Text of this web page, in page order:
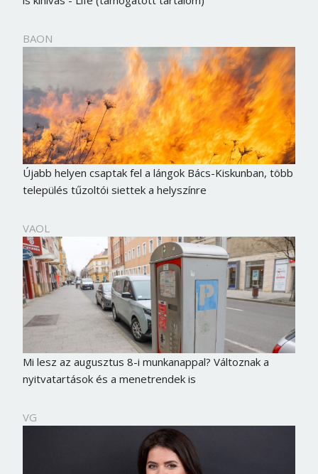
BAON
Újabb helyen csaptak fel a lángok Bács-Kiskunban, több
település tűzoltói siettek a helyszínre
VAOL
Mi lesz az augusztus 8-i munkanappal? Változnak a
nyitvatartások és a menetrendek is
VG